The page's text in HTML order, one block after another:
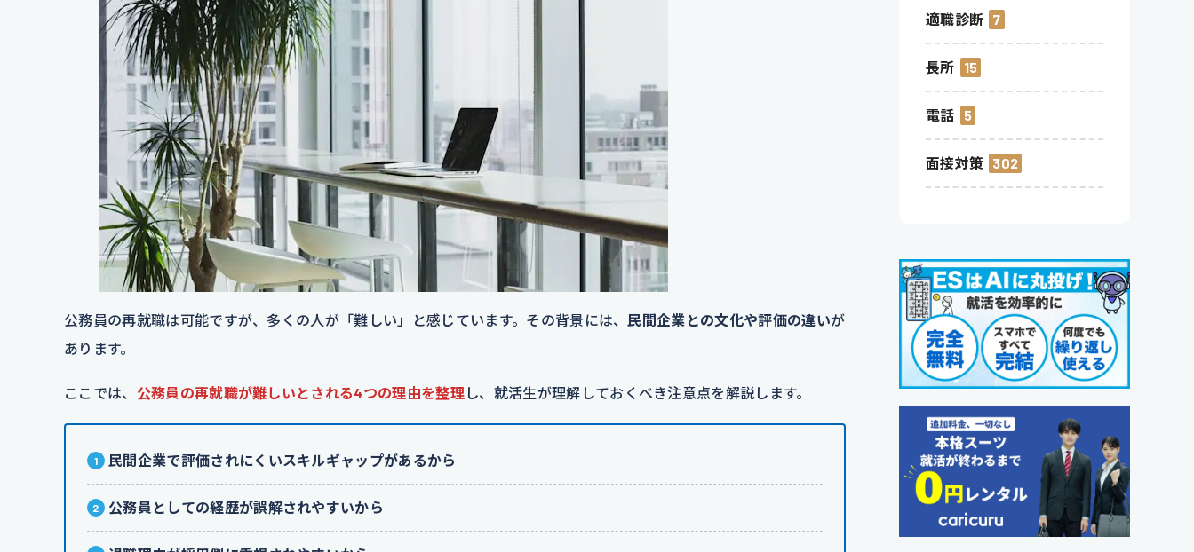
公務員の再就職は可能ですが、多くの人が「難しい」と感じています。その背景には、民間企業との文化や評価の違いが
あります。
ここでは、 公務員の再就職が難しいとされる4つの理由を整理し、就活生が理解しておくべき注意点を解説します。
民間企業で評価されにくいスキルギャップがあるから
公務員としての経歴が誤解されやすいから
適職診断 7
長所 15
電話 5
面接対策 302